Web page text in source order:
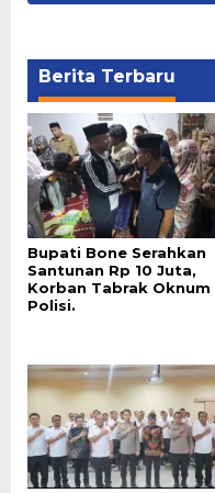
Berita Terbaru
Bupati Bone Serahkan
Santunan Rp 10 Juta,
Korban Tabrak Oknum
Polisi.